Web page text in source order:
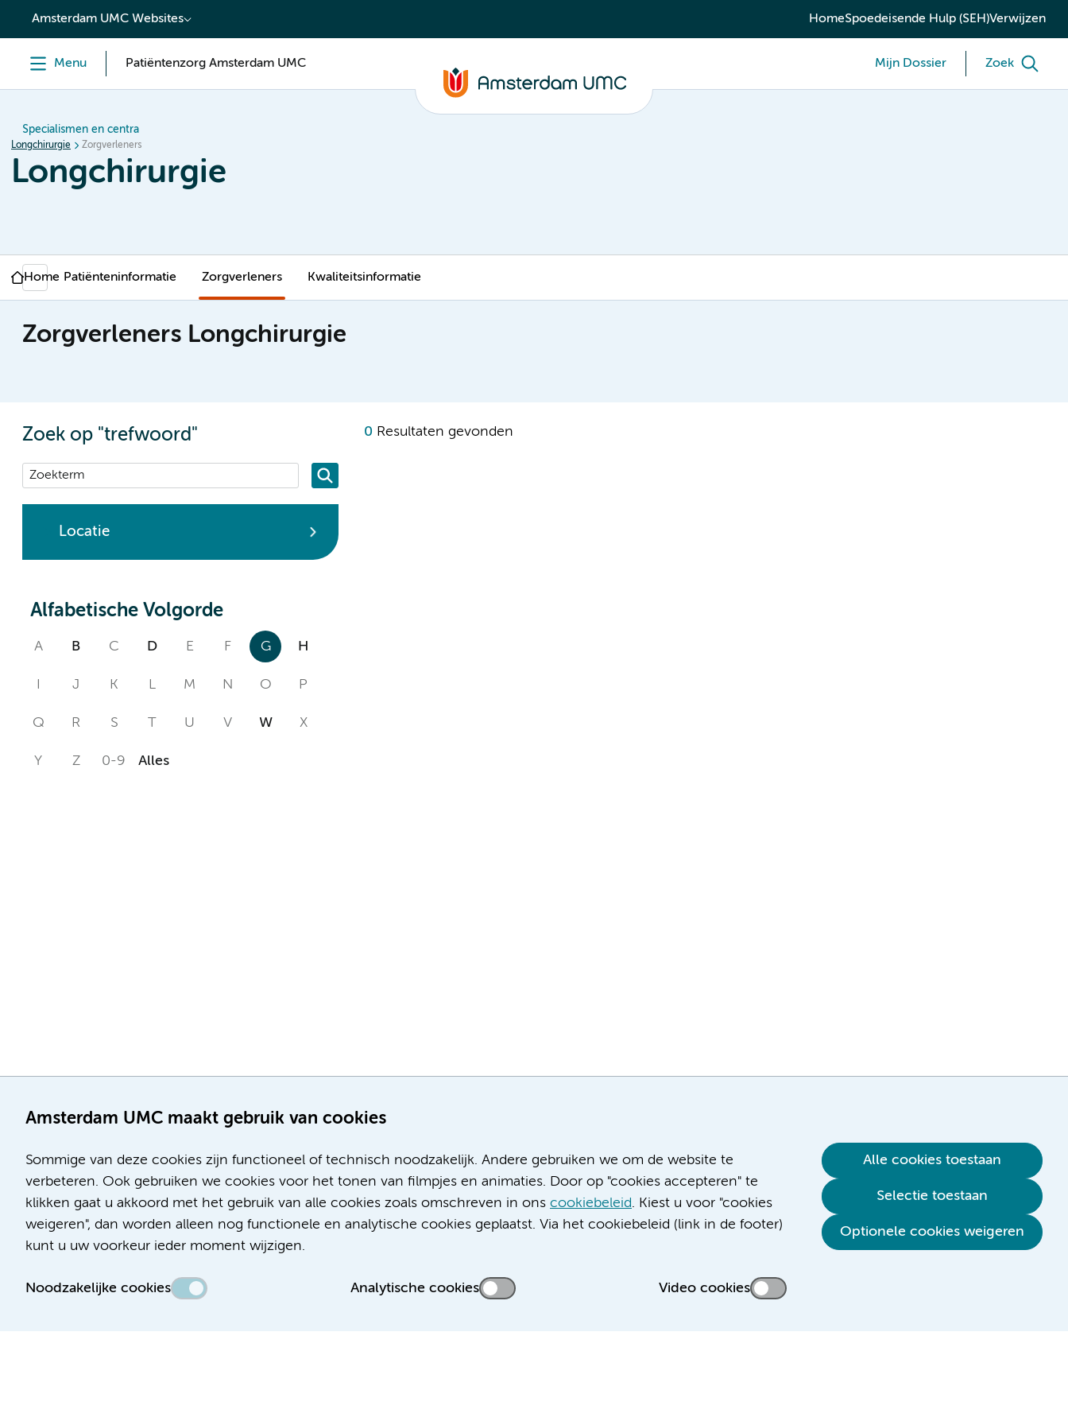
content
Amsterdam UMC maakt gebruik van cookies
Sommige van deze cookies zijn functioneel of technisch noodzakelijk. Andere gebruiken we om de website te
verbeteren. Ook gebruiken we cookies voor het tonen van filmpjes en animaties. Door op "cookies accepteren" te
klikken gaat u akkoord met het gebruik van alle cookies zoals omschreven in ons cookiebeleid. Kiest u voor "cookies
weigeren", dan worden alleen nog functionele en analytische cookies geplaatst. Via het cookiebeleid (link in de footer)
kunt u uw voorkeur ieder moment wijzigen.
Noodzakelijke cookies Analytische cookies Video cookies
Alle cookies toestaan
Selectie toestaan
Optionele cookies weigeren
Amsterdam UMC Websites HomeSpoedeisende Hulp (SEH)Verwijzen
Menu Patiëntenzorg Amsterdam UMC Mijn Dossier Zoek
Specialismen en centra
Longchirurgie Zorgverleners
Longchirurgie
Home Patiënteninformatie Zorgverleners Kwaliteitsinformatie
Zorgverleners Longchirurgie
Zoek op "trefwoord"
Locatie
Alfabetische Volgorde
A B C D E F G H
J K L M N O P
Q R S T U V W X
Y Z 0-9 Alles
0 Resultaten gevonden
Meibergdreef 9
1105 AZ Amsterdam
Telefoon:
De Boelelaan 1117
1081 HV Amsterdam
Telefoon:
Nieuws
Verwijzen & diagnostiek